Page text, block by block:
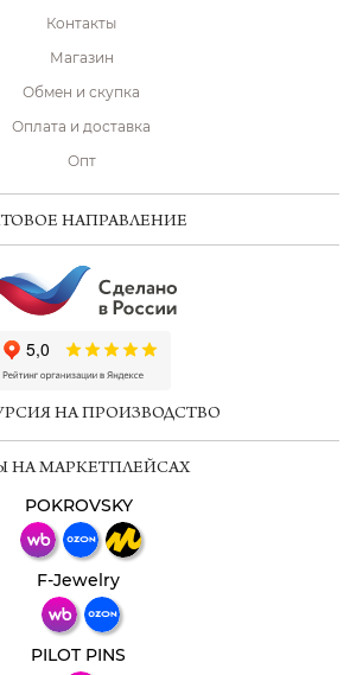
Контакты
Магазин
Обмен и скупка
Оплата и доставка
Опт
НАПРАВЛЕНИЕ
НА ПРОИЗВОДСТВО
НА МАРКЕТПЛЕЙСАХ
POKROVSKY
F-Jewelry
PILOT PINS